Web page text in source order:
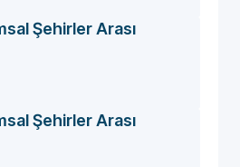
Şehirler Arası
Şehirler Arası